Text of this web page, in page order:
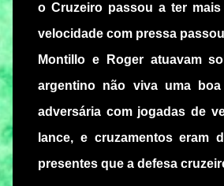
o Cruzeiro passou a ter
velocidade com pressa
Montillo e Roger atuavam
argentino não viva uma
adversária com jogadas de
lance, e cruzamentos eram
presentes que a defesa